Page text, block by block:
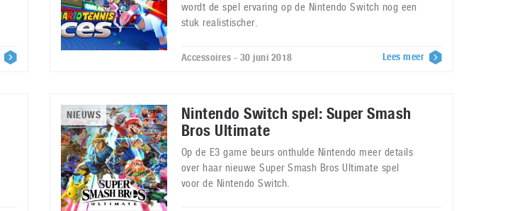
wordt de spel ervaring op de Nintendo Switch nog een
stuk realistischer.
Accessoires - 30 juni 2018 Lees meer
NIEUWS
Nintendo Switch spel: Super Smash
Bros Ultimate
Op de E3 game beurs onthulde Nintendo meer details
over haar nieuwe Super Smash Bros Ultimate spel
voor de Nintendo Switch.